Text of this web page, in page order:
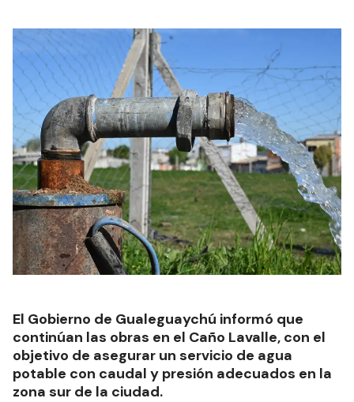
El Gobierno de Gualeguaychú informó que
continúan las obras en el Caño Lavalle, con el
objetivo de asegurar un servicio de agua
potable con caudal y presión adecuados en la
zona sur de la ciudad.